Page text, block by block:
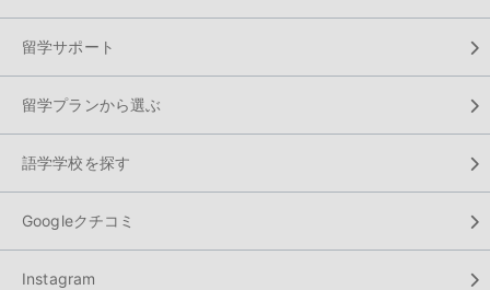
留学サポート
留学プランから選ぶ
語学学校を探す
Googleクチコミ
Instagram